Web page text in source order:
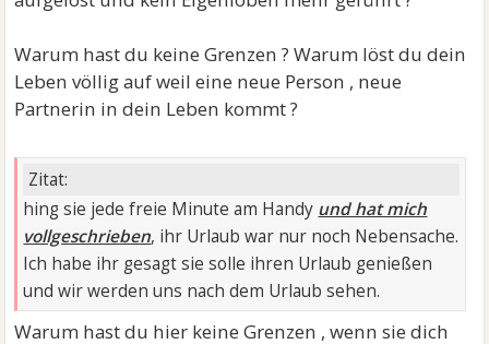
Warum hast du keine Grenzen ? Warum löst du dein
Leben völlig auf weil eine neue Person , neue
Partnerin in dein Leben kommt ?
Zitat:
hing sie jede freie Minute am Handy und hat mich
vollgeschrieben, ihr Urlaub war nur noch Nebensache.
Ich habe ihr gesagt sie solle ihren Urlaub genießen
und wir werden uns nach dem Urlaub sehen.
Warum hast du hier keine Grenzen , wenn sie dich